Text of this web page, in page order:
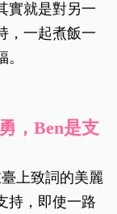
實就是對另一
，一起煮飯一
，Ben是支
上致詞的美麗
持，即使一路